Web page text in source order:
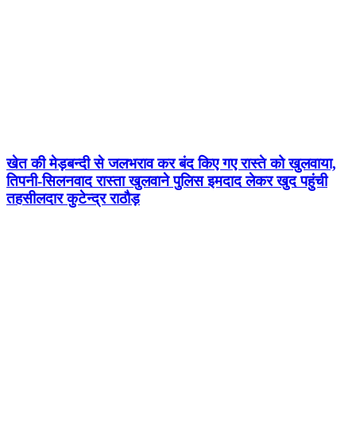
खेत की मेड़बन्दी से जलभराव कर बंद किए गए रास्ते को खुलवाया,
तिपनी-सिलनवाद रास्ता खुलवाने पुलिस इमदाद लेकर खुद पहुंची
तहसीलदार कुटेन्द्र राठौड़